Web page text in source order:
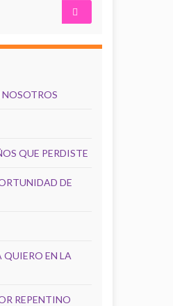
NOSOTROS
QUE PERDISTE
DE
EN LA
REPENTINO